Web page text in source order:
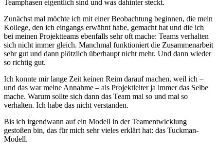
Teamphasen eigentlich sind und was dahinter steckt.
Zunächst mal möchte ich mit einer Beobachtung beginnen, die mein
Kollege, den ich eingangs erwähnt habe, gemacht hat und die ich
bei meinen Projektteams ebenfalls sehr oft mache: Teams verhalten
sich nicht immer gleich. Manchmal funktioniert die Zusammenarbeit
sehr gut und dann plötzlich überhaupt nicht mehr. Und dann wieder
so richtig gut.
Ich konnte mir lange Zeit keinen Reim darauf machen, weil ich –
und das war meine Annahme – als Projektleiter ja immer das Selbe
mache. Warum sollte sich dann das Team mal so und mal so
verhalten. Ich habe das nicht verstanden.
Bis ich irgendwann auf ein Modell in der Teamentwicklung
gestoßen bin, das für mich sehr vieles erklärt hat: das Tuckman-
Modell.